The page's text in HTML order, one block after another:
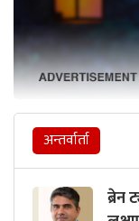
अन्तर्वार्ता
ब्रेन